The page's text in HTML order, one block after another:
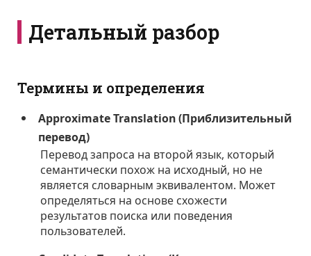
Детальный разбор
Термины и определения
Approximate Translation (Приблизительный
перевод)
Перевод запроса на второй язык, который
семантически похож на исходный, но не
является словарным эквивалентом. Может
определяться на основе схожести
результатов поиска или поведения
пользователей.